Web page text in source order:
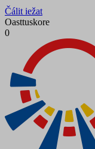
Čálit iežat
Oasttuskore
0